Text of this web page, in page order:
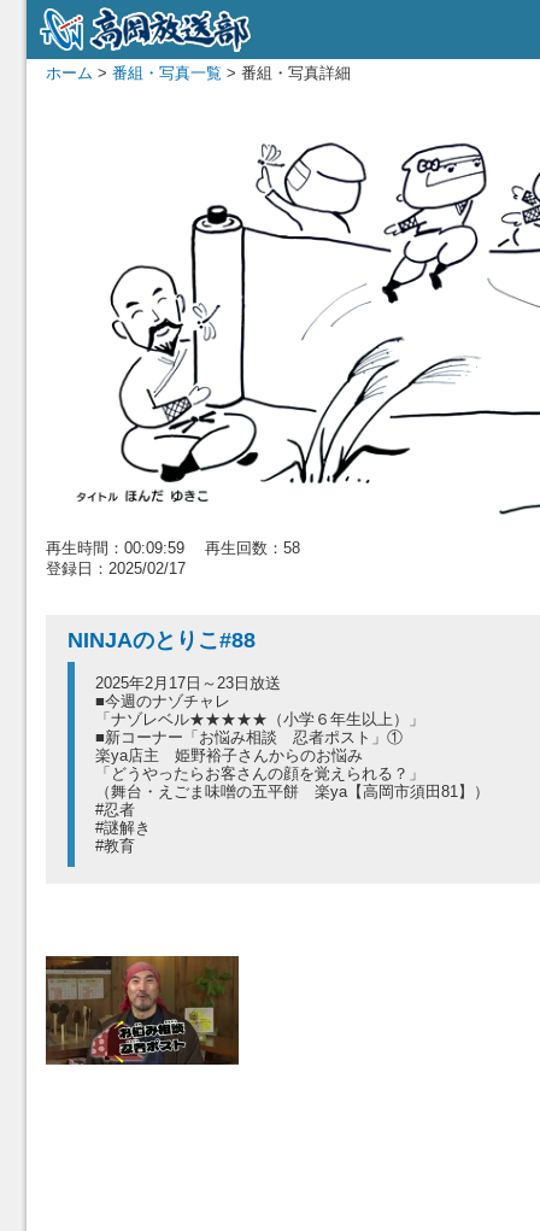
ホーム > 番組・写真一覧 > 番組・写真詳細
再生時間：00:09:59 再生回数：58
登録日：2025/02/17
NINJAのとりこ#88
2025年2月17日～23日放送
■今週のナゾチャレ
「ナゾレベル★★★★★（小学６年生以上）」
■新コーナー「お悩み相談 忍者ポスト」①
楽ya店主 姫野裕子さんからのお悩み
「どうやったらお客さんの顔を覚えられる？」
（舞台・えごま味噌の五平餅 楽ya【高岡市須田81】）
#忍者
#謎解き
#教育